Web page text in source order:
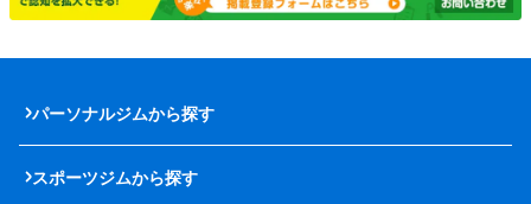
パーソナルジムから探す
スポーツジムから探す